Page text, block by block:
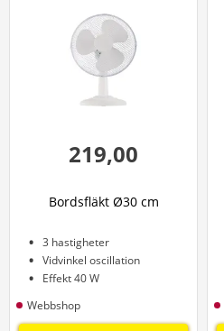
219,00
Bordsfläkt Ø30 cm
3 hastigheter
Vidvinkel oscillation
Effekt 40 W
Webbshop